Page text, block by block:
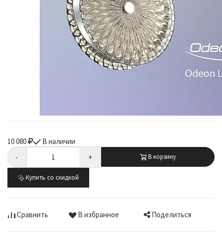
10 080
В наличии
-
+ В корзину
Купить со скидкой
Сравнить В избранное Поделиться